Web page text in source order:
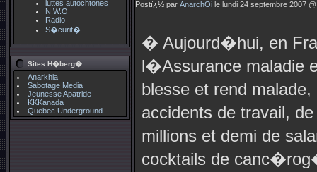
luttes autochtones
N.W.O
Radio
S�curit�
Sites H�berg�
Anarkhia
Sabotage Media
Jeunesse Apatride
KKKanada
Quebec Underground
Postï¿½ par AnarchOi le lundi 24 septembre 2007
� Aujourd�hui, en
l�Assurance maladie
blesse et rend
accidents de travail,
millions et demi de
cocktails de